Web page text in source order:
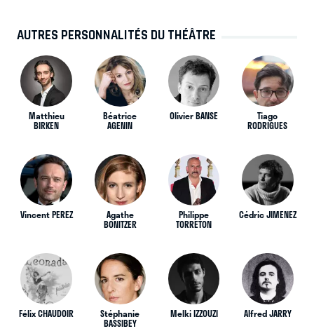
AUTRES PERSONNALITÉS DU THÉÂTRE
Matthieu
BIRKEN
Béatrice
AGENIN
Olivier BANSE Tiago
RODRIGUES
Vincent PEREZ Agathe
BONITZER
Philippe
TORRETON
Cédric JIMENEZ
Félix CHAUDOIR Stéphanie
BASSIBEY
Melki IZZOUZI Alfred JARRY